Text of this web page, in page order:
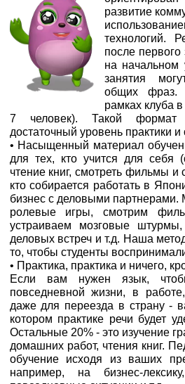
развитие
технологий.
после
на начальном
занятия
общих фраз.
рамках клуба
7 человек). Такой формат
достаточный уровень практики
• Насыщенный материал
для тех, кто учится для себя
чтение книг, смотреть фильмы и
кто собирается работать в
бизнес с деловыми
ролевые игры, смотрим
устраиваем мозговые
деловых встреч и т.д. Наша
то, чтобы студенты
• Практика, практика и ничего,
Если вам нужен язык,
повседневной жизни, в
даже для переезда в страну -
котором практике речи будет
Остальные 20% - это изучение
домашних работ, чтения книг.
обучение исходя из ваших
например, на бизнес-